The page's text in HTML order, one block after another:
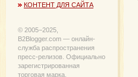
КОНТЕНТ ДЛЯ САЙТА
© 2005−2025,
B2Blogger.com — онлайн-
служба распространения
пресс-релизов. Официально
зарегистрированная
торговая марка.